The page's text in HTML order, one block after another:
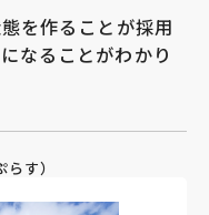
を作ることが採用
なることがわかり
す）